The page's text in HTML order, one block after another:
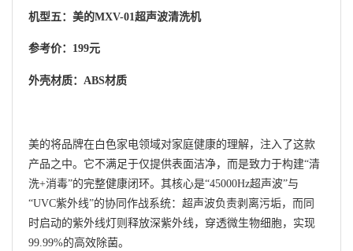
机型五：美的MXV-01超声波清洗机
参考价：199元
外壳材质：ABS材质
美的将品牌在白色家电领域对家庭健康的理解，注入了这款
产品之中。它不满足于仅提供表面洁净，而是致力于构建“清
洗+消毒”的完整健康闭环。其核心是“45000Hz超声波”与
“UVC紫外线”的协同作战系统：超声波负责剥离污垢，而同
时启动的紫外线灯则释放深紫外线，穿透微生物细胞，实现
99.99%的高效除菌。